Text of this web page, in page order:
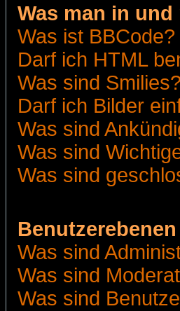
Was man in
Was ist BBCode?
Darf ich HTML
Was sind Smilies?
Darf ich Bilder
Was sind
Was sind
Was sind
Was sind
Was sind
Was sind